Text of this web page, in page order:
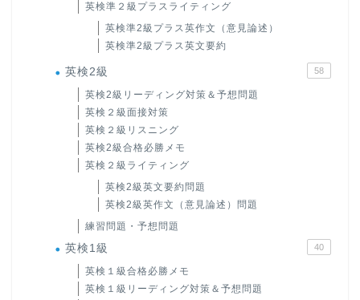
英検準２級プラスライティング
英検準2級プラス英作文（意見論述）
英検準2級プラス英文要約
英検2級 58
英検2級リーディング対策＆予想問題
英検２級面接対策
英検２級リスニング
英検2級合格必勝メモ
英検２級ライティング
英検2級英文要約問題
英検2級英作文（意見論述）問題
練習問題・予想問題
英検1級 40
英検１級合格必勝メモ
英検１級リーディング対策＆予想問題